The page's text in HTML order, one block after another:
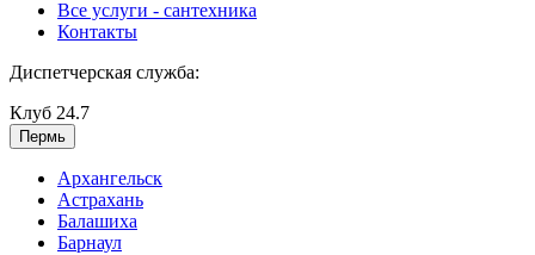
Все услуги - cантехника
Контакты
Диспетчерская служба:
Клуб 24.7
Пермь
Архангельск
Астрахань
Балашиха
Барнаул